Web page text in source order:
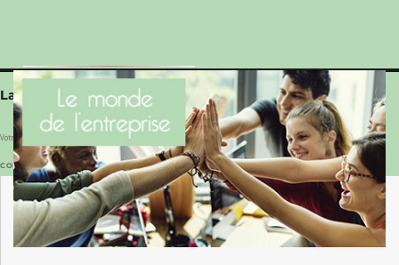
Laisser un commentaire
Votre adresse e-mail ne sera pas publiée. Les champs obligatoires sont indiqués avec*
COMMENTAIRE